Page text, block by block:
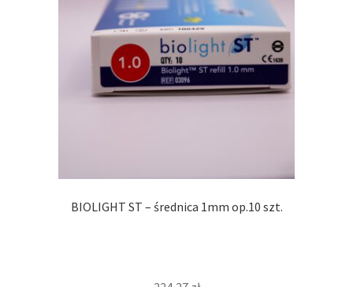
BIOLIGHT ST – średnica 1mm op.10 szt.